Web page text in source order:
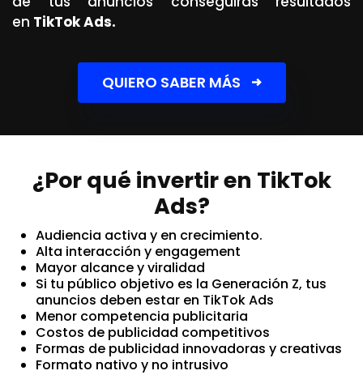
en TikTok Ads.
QUIERO SABER MÁS
¿Por qué invertir en TikTok
Ads?
Audiencia activa y en crecimiento.
Alta interacción y engagement
Mayor alcance y viralidad
Si tu público objetivo es la Generación Z, tus
anuncios deben estar en TikTok Ads
Menor competencia publicitaria
Costos de publicidad competitivos
Formas de publicidad innovadoras y creativas
Formato nativo y no intrusivo